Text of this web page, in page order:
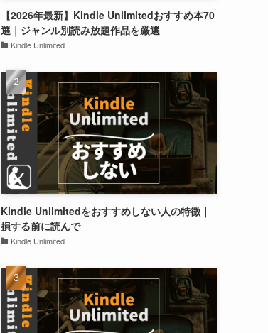
【2026年最新】Kindle Unlimitedおすすめ本70
選｜ジャンル別読み放題作品を厳選
Kindle Unlimited
Kindle Unlimitedをおすすめしない人の特徴｜
損する前に読んで
Kindle Unlimited